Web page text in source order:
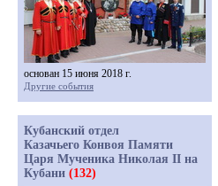
основан 15 июня 2018 г.
Другие события
Кубанский отдел
Казачьего Конвоя Памяти
Царя Мученика Николая II на
Кубани (132)